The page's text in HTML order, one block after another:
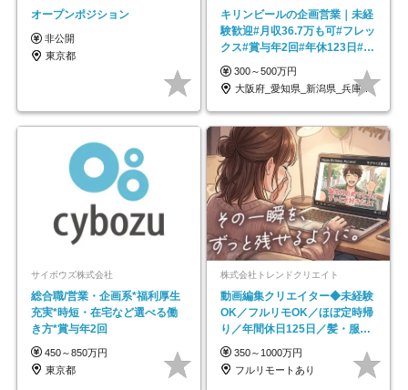
オープンポジション
非公開
東京都
キリンビールの企画営業｜未経
験歓迎#月収36.7万も可#フレッ
クス#賞与年2回#年休123日#完
全週休2日制
300～500万円
大阪府_愛知県_新潟県_兵庫県_福岡県
サイボウズ株式会社
総合職/営業・企画系*福利厚生
充実*時短・在宅など選べる働
き方*賞与年2回
450～850万円
東京都
株式会社トレンドクリエイト
動画編集クリエイター◆未経験
OK／フルリモOK／ほぼ定時帰
り／年間休日125日／髪・服・
ネイル自由／副業OK
350～1000万円
フルリモートあり